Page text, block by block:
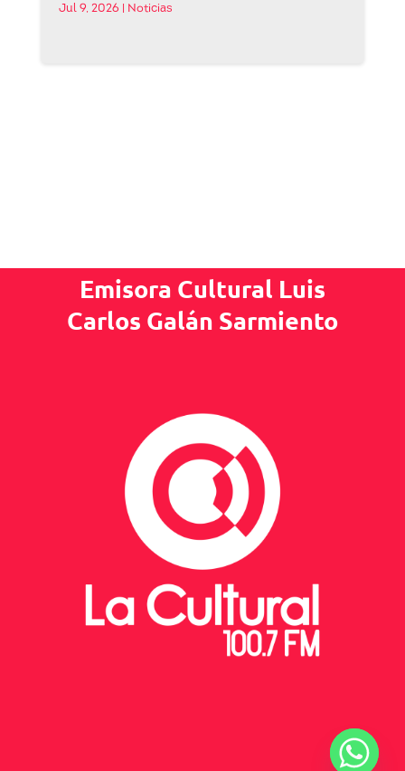
Jul 9, 2026 Noticias
Emisora Cultural Luis
Carlos Galán Sarmiento